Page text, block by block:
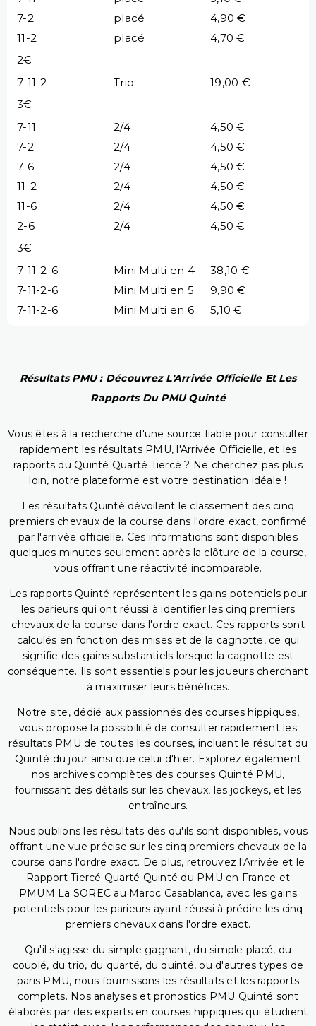
7-2
placé
4,90 €
11-2
placé
4,70 €
2€
7-11-2
Trio
19,00 €
3€
7-11
2/4
4,50 €
7-2
2/4
4,50 €
7-6
2/4
4,50 €
11-2
2/4
4,50 €
11-6
2/4
4,50 €
2-6
2/4
4,50 €
3€
7-11-2-6
Mini Multi en 4
38,10 €
7-11-2-6
Mini Multi en 5
9,90 €
7-11-2-6
Mini Multi en 6 5,10 €
Résultats PMU : Découvrez L'Arrivée Officielle Et Les
Rapports Du PMU Quinté
Vous êtes à la recherche d'une source fiable pour consulter
rapidement les résultats PMU, l'Arrivée Officielle, et les
rapports du Quinté Quarté Tiercé ? Ne cherchez pas plus
loin, notre plateforme est votre destination idéale !
Les résultats Quinté dévoilent le classement des cinq
premiers chevaux de la course dans l'ordre exact, confirmé
par l'arrivée officielle. Ces informations sont disponibles
quelques minutes seulement après la clôture de la course,
vous offrant une réactivité incomparable.
Les rapports Quinté représentent les gains potentiels pour
les parieurs qui ont réussi à identifier les cinq premiers
chevaux de la course dans l'ordre exact. Ces rapports sont
calculés en fonction des mises et de la cagnotte, ce qui
signifie des gains substantiels lorsque la cagnotte est
conséquente. Ils sont essentiels pour les joueurs cherchant
à maximiser leurs bénéfices.
Notre site, dédié aux passionnés des courses hippiques,
vous propose la possibilité de consulter rapidement les
résultats PMU de toutes les courses, incluant le résultat du
Quinté du jour ainsi que celui d'hier. Explorez également
nos archives complètes des courses Quinté PMU,
fournissant des détails sur les chevaux, les jockeys, et les
entraîneurs.
Nous publions les résultats dès qu'ils sont disponibles, vous
offrant une vue précise sur les cinq premiers chevaux de la
course dans l'ordre exact. De plus, retrouvez l'Arrivée et le
Rapport Tiercé Quarté Quinté du PMU en France et
PMUM La SOREC au Maroc Casablanca, avec les gains
potentiels pour les parieurs ayant réussi à prédire les cinq
premiers chevaux dans l'ordre exact.
Qu'il s'agisse du simple gagnant, du simple placé, du
couplé, du trio, du quarté, du quinté, ou d'autres types de
paris PMU, nous fournissons les résultats et les rapports
complets. Nos analyses et pronostics PMU Quinté sont
élaborés par des experts en courses hippiques qui étudient